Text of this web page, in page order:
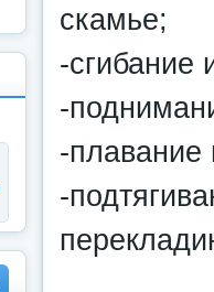
скамье;
-сгибание
-
-
-